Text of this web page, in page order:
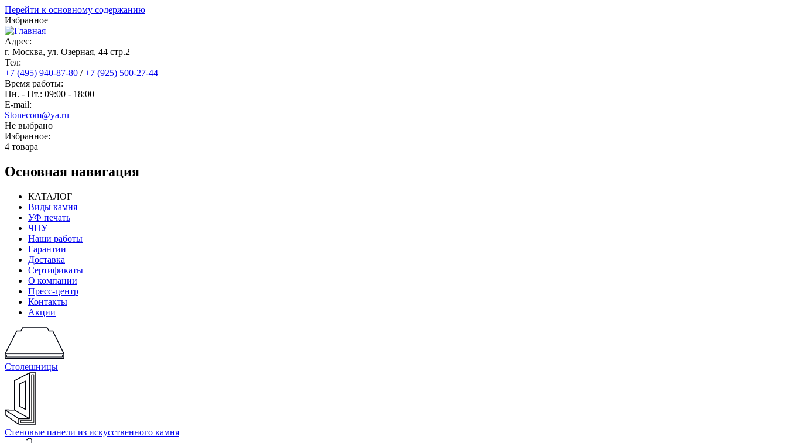
Перейти к основному содержанию
Избранное
Адрес:
г. Москва, ул. Озерная, 44 cтр.2
Тел:
+7 (495) 940-87-80 /+7 (925) 500-27-44
Время работы:
Пн. - Пт.: 09:00 - 18:00
E-mail:
Stonecom@ya.ru
Не выбрано
Избранное:
4 товара
Основная навигация
КАТАЛОГ
Виды камня
УФ печать
ЧПУ
Наши работы
Гарантии
Доставка
Сертификаты
О компании
Пресс-центр
Контакты
Акции
Столешницы
Стеновые панели из искусственного камня